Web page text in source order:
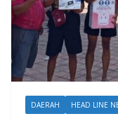
DAERAH HEAD LINE